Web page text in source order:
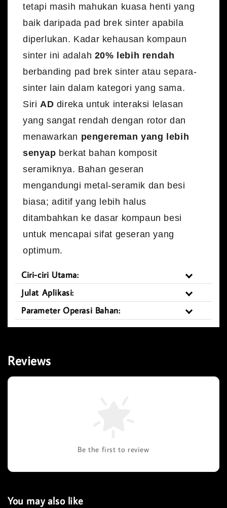
tetapi masih mahukan kuasa henti yang
baik daripada pad brek sinter apabila
diperlukan. Kadar kehausan kompaun
sinter ini adalah 20% lebih rendah
berbanding pad brek sinter atau separa-
sinter lain dalam kategori yang sama.
Siri AD direka untuk interaksi lelasan
yang sangat rendah dengan rotor dan
menawarkan pengereman yang lebih
senyap berkat bahan komposit
seramiknya. Bahan geseran
mengandungi metal-seramik dan besi
biasa; aditif yang lebih halus
ditambahkan ke dasar kompaun besi
untuk mencapai sifat geseran yang
optimum.
Ciri-ciri Utama:
Julat Aplikasi:
Parameter Operasi Bahan:
Reviews
Be the first to review
You may also like